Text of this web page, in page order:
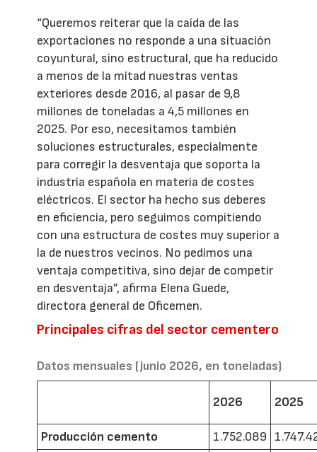
“Queremos reiterar que la caída de las
exportaciones no responde a una situación
coyuntural, sino estructural, que ha reducido
a menos de la mitad nuestras ventas
exteriores desde 2016, al pasar de 9,8
millones de toneladas a 4,5 millones en
2025. Por eso, necesitamos también
soluciones estructurales, especialmente
para corregir la desventaja que soporta la
industria española en materia de costes
eléctricos. El sector ha hecho sus deberes
en eficiencia, pero seguimos compitiendo
con una estructura de costes muy superior a
la de nuestros vecinos. No pedimos una
ventaja competitiva, sino dejar de competir
en desventaja”, afirma Elena Guede,
directora general de Oficemen.
Principales cifras del sector cementero
Datos mensuales (junio 2026, en toneladas)
2026 2025
Producción cemento 1.752.089